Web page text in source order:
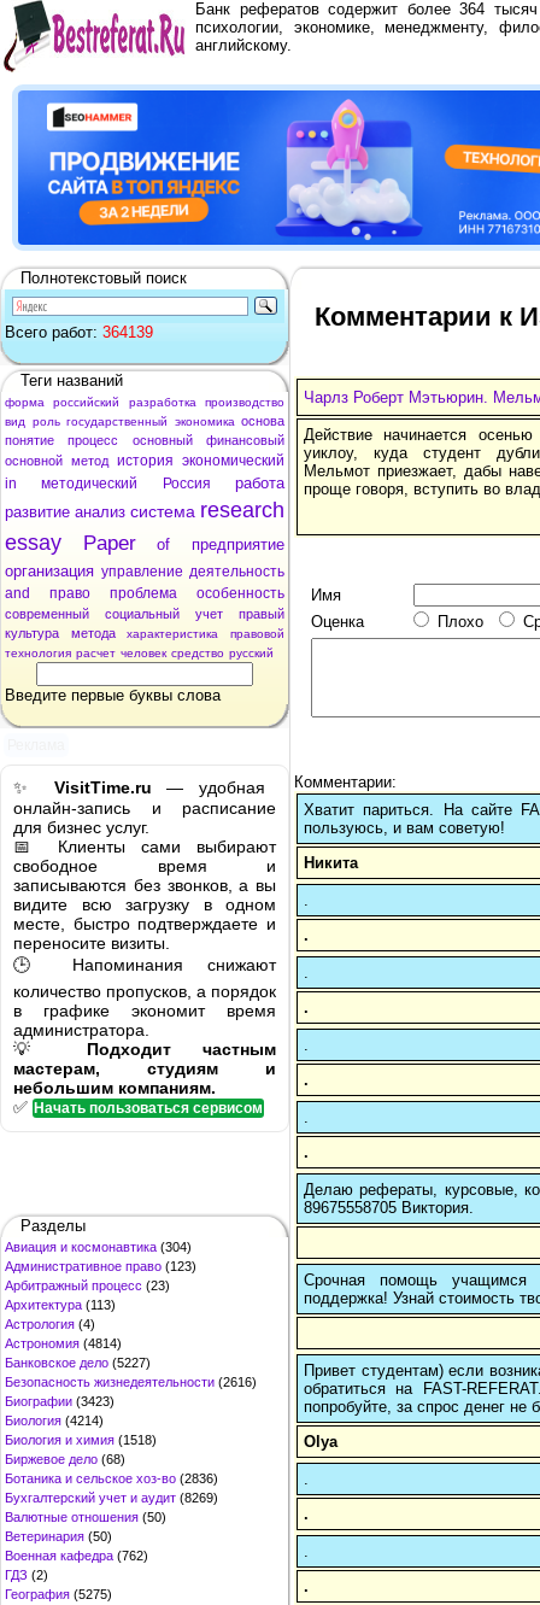
Банк рефератов содержит более 364
психологии, экономике, менеджменту,
английскому.
Полнотекстовый поиск
Всего работ: 364139
Теги названий
форма российский разработка
производство
вид
роль государственный экономика основа
понятие
процесс основный
финансовый
основной метод история экономический
in
методический Россия
работа
развитие анализ система research
essay
Paper of
предприятие
организация управление деятельность
and
право проблема особенность
современный социальный учет
правый
культура
метода характеристика
правовой
технология расчет человек средство русский
Введите первые буквы слова
✨ VisitTime.ru — удобная
онлайн-запись и расписание
для бизнес услуг.
📅 Клиенты сами выбирают
свободное время и
записываются без звонков, а вы
видите всю загрузку в одном
месте, быстро подтверждаете и
переносите визиты.
🕒 Напоминания снижают
количество пропусков, а порядок
в графике экономит время
администратора.
💡 Подходит частным
мастерам, студиям и
небольшим компаниям.
✅ Начать пользоваться сервисом
Разделы
Авиация и космонавтика (304)
Административное право (123)
Арбитражный процесс (23)
Архитектура (113)
Астрология (4)
Астрономия (4814)
Банковское дело (5227)
Безопасность жизнедеятельности (2616)
Биографии (3423)
Биология (4214)
Биология и химия (1518)
Биржевое дело (68)
Ботаника и сельское хоз-во (2836)
Бухгалтерский учет и аудит (8269)
Валютные отношения (50)
Ветеринария (50)
Военная кафедра (762)
ГДЗ (2)
География (5275)
Комментарии к
Чарлз Роберт Мэтьюрин.
Действие начинается
уиклоу, куда студент
Мельмот приезжает, дабы
проще говоря, вступить во
Имя
Оценка
Плохо
Комментарии:
Хватит париться. На сайте
пользуюсь, и вам советую!
Никита
.
.
.
.
Делаю рефераты, курсовые,
89675558705 Виктория.
Срочная помощь учащимся в
поддержка! Узнай стоимость
Привет студентам) если
обратиться на FAST-
попробуйте, за спрос денег не
Olya
.
.